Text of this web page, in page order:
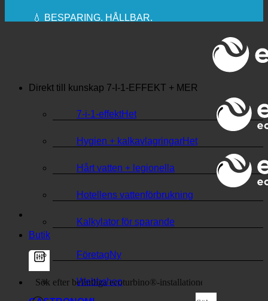
💧 BESPARING. HÅLLBAR.
Butik
Direkt till kunskap 7-I-1-EFFEKT + MER
7-i-1-effekt
Hygien + kalkavlagringar
Hårt vatten + legionella
Hotellens vattenförbrukning
Kalkylator för sparande
Företag
Webbshop